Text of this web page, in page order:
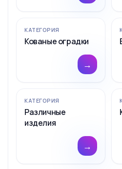
КАТЕГОРИЯ
Кованые оградки
→
КАТЕГОРИЯ
Различные
изделия
→